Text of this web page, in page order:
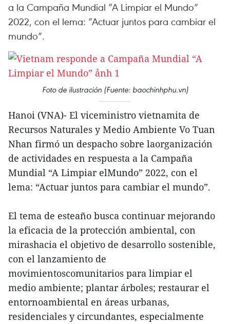
a la Campaña Mundial “A Limpiar el Mundo”
2022, con el lema: “Actuar juntos para cambiar el
mundo”.
Foto de ilustración (Fuente: baochinhphu.vn)
Hanoi (VNA)- El viceministro vietnamita de
Recursos Naturales y Medio Ambiente Vo Tuan
Nhan firmó un despacho sobre laorganización
de actividades en respuesta a la Campaña
Mundial “A Limpiar elMundo” 2022, con el
lema: “Actuar juntos para cambiar el mundo”.
El tema de esteaño busca continuar mejorando
la eficacia de la protección ambiental, con
mirashacia el objetivo de desarrollo sostenible,
con el lanzamiento de
movimientoscomunitarios para limpiar el
medio ambiente; plantar árboles; restaurar el
entornoambiental en áreas urbanas,
residenciales y circundantes, especialmente